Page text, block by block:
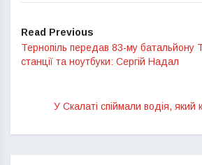
Read Previous
Тернопіль передав 83-му батальйону
станції та ноутбуки: Сергій Надал
У Скалаті спіймали водія, який